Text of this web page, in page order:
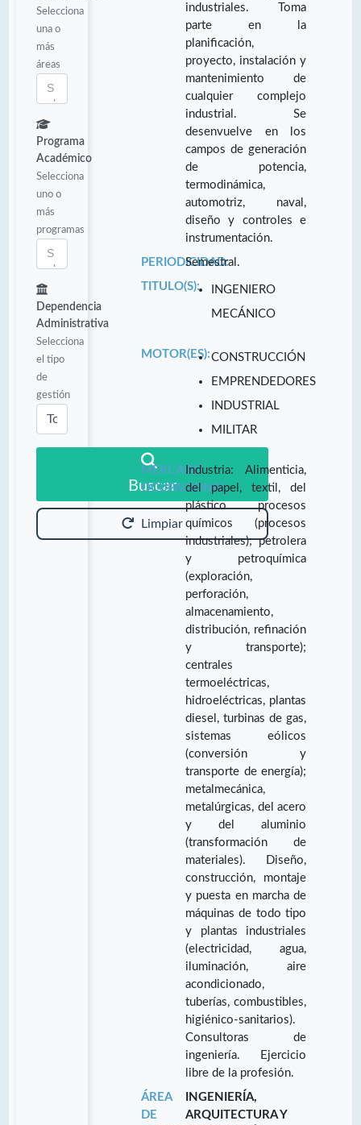
Selecciona
una o
más
áreas
Programa
Académico
Selecciona
uno o
más
programas
Dependencia
Administrativa
Selecciona
el tipo
de
gestión
Buscar
Limpiar
industriales. Toma
parte en la
planificación,
proyecto, instalación y
mantenimiento de
cualquier complejo
industrial. Se
desenvuelve en los
campos de generación
de potencia,
termodinámica,
automotriz, naval,
diseño y controles e
instrumentación.
PERIODICIDAD:
Semestral.
TITULO(S):
INGENIERO
MECÁNICO
MOTOR(ES):CONSTRUCCIÓN
EMPRENDEDORES
INDUSTRIAL
MILITAR
MERCADO
OCUPACIONAL:
Industria: Alimenticia,
del papel, textil, del
plástico procesos
químicos (procesos
industriales); petrolera
y petroquímica
(exploración,
perforación,
almacenamiento,
distribución, refinación
y transporte);
centrales
termoeléctricas,
hidroeléctricas, plantas
diesel, turbinas de gas,
sistemas eólicos
(conversión y
transporte de energía);
metalmecánica,
metalúrgicas, del acero
y del aluminio
(transformación de
materiales). Diseño,
construcción, montaje
y puesta en marcha de
máquinas de todo tipo
y plantas industriales
(electricidad, agua,
iluminación, aire
acondicionado,
tuberías, combustibles,
higiénico-sanitarios).
Consultoras de
ingeniería. Ejercicio
libre de la profesión.
ÁREA
DE
INGENIERÍA,
ARQUITECTURA Y